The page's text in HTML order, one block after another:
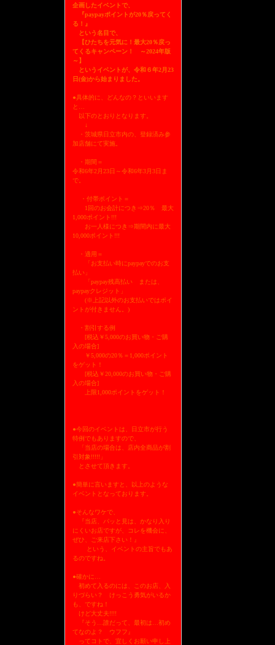
企画したイベントで、
『paypayポイントが20％戻ってく
る！』
という名目で、
【ひたちを元気に！最大20％戻っ
てくるキャンペーン！ ～2024年版
～】
というイベントが、令和６年2月23
日(金)から始まりました。
●具体的に、どんなの？といいます
と…
以下のとおりとなります。
↓
・茨城県日立市内の、登録済み参
加店舗にて実施。
・期間＝
令和6年2月23日～令和6年3月3日ま
で。
・付帯ポイント＝
1回のお会計につき⇒20％ 最大
1,000ポイント!!!
お一人様につき⇒期間内に最大
10,000ポイント!!!
・適用＝
「お支払い時にpaypayでのお支
払い」
「paypay残高払い または、
paypayクレジット」
(※上記以外のお支払いではポイ
ントが付きません。)
・割引する例
[税込￥5,000のお買い物・ご購
入の場合]
￥5,000の20％＝1,000ポイント
をゲット！
[税込￥20,000のお買い物・ご購
入の場合]
上限1,000ポイントをゲット！
●今回のイベントは、日立市が行う
特例でもありますので、
「当店の場合は、店内全商品が割
引対象!!!!!」
とさせて頂きます。
●簡単に言いますと、以上のような
イベントとなっております。
●そんなワケで、
『当店、パッと見は、かなり入り
にくいお店ですが、コレを機会に、
ぜひ、ご来店下さい！』
という、イベントの主旨でもあ
るのですね。
●確かに…
初めて入るのには、このお店、入
りづらい？ けっこう勇気がいるか
も、ですね！
けど大丈夫!!!!
『そう…誰だって、最初は…初め
てなのよ？ ウフフ』
ってコトで、宜しくお願い申し上